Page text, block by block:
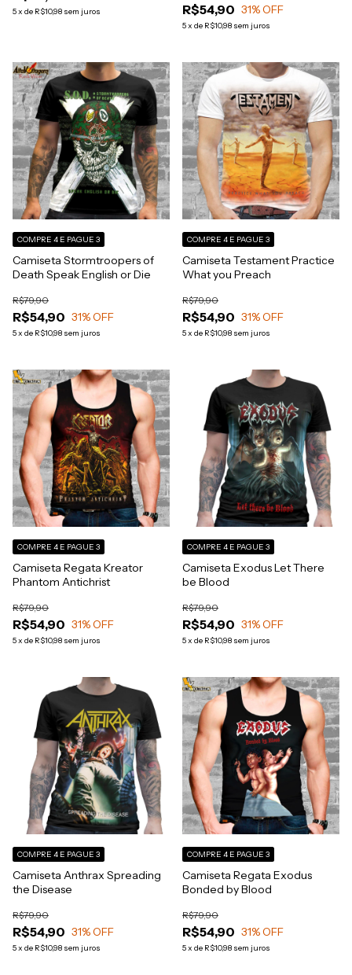
5x de R$10,98 sem juros R$54,90 31% OFF
5x de R$10,98 sem juros
Camiseta Stormtroopers of
Death Speak English or Die
R$54,90
R$79,90
31% OFF
5x de R$10,98 sem juros
COMPRE 4 E PAGUE 3
Camiseta Testament Practice
What you Preach
R$54,90
R$79,90
31% OFF
5x de R$10,98 sem juros
COMPRE 4 E PAGUE 3
Camiseta Regata Kreator
Phantom Antichrist
R$54,90
R$79,90
31% OFF
5x de R$10,98 sem juros
COMPRE 4 E PAGUE 3
Camiseta Exodus Let There
be Blood
R$54,90
R$79,90
31% OFF
5x de R$10,98 sem juros
COMPRE 4 E PAGUE 3
Camiseta Anthrax Spreading
the Disease
R$54,90
R$79,90
31% OFF
5x de R$10,98 sem juros
COMPRE 4 E PAGUE 3
Camiseta Regata Exodus
Bonded by Blood
R$54,90
R$79,90
31% OFF
5x de R$10,98 sem juros
COMPRE 4 E PAGUE 3